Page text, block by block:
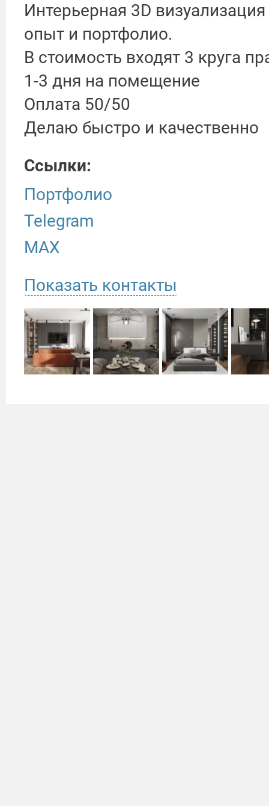
Интерьерная 3D
опыт и портфолио.
В стоимость входят 3 круга
1-3 дня на помещение
Оплата 50/50
Делаю быстро и качественно
Ссылки:
Портфолио
Telegram
MAX
Показать контакты